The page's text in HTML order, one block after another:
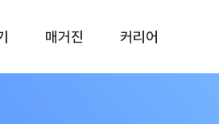
매거진 커리어